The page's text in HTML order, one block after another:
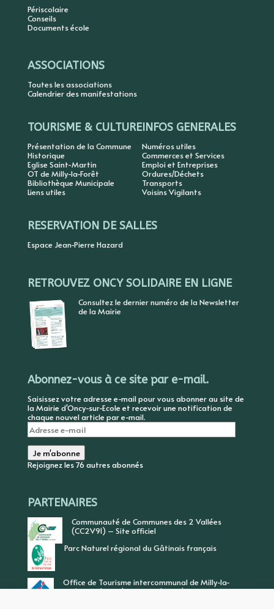
Périscolaire
Conseils
Documents école
ASSOCIATIONS
Toutes les associations
Calendrier des manifestations
TOURISME & CULTURE
Présentation de la Commune
Historique
Eglise Saint-Martin
OT de Milly-la-Forêt
Bibliothèque Municipale
Liens utiles
INFOS GENERALES
Numéros utiles
Commerces et Services
Emploi et Entreprises
Ordures/Déchets
Transports
Voisins Vigilants
RESERVATION DE SALLES
Espace Jean-Pierre Hazard
RETROUVEZ ONCY SOLIDAIRE EN LIGNE
Consultez le dernier numéro de la Newsletter
de la Mairie
Abonnez-vous à ce site par e-mail.
Saisissez votre adresse e-mail pour vous abonner au site de
la Mairie d'Oncy-sur-Ecole et recevoir une notification de
chaque nouvel article par e-mail.
Adresse
e-
mail
Je m'abonne
Rejoignez les 76 autres abonnés
PARTENAIRES
Communauté de Communes des 2 Vallées
(CC2V91) – Site officiel
Parc Naturel régional du Gâtinais français
Office de Tourisme intercommunal de Milly-la-
Forêt, Vallée de l’Ecole, Vallée de l’Essonne